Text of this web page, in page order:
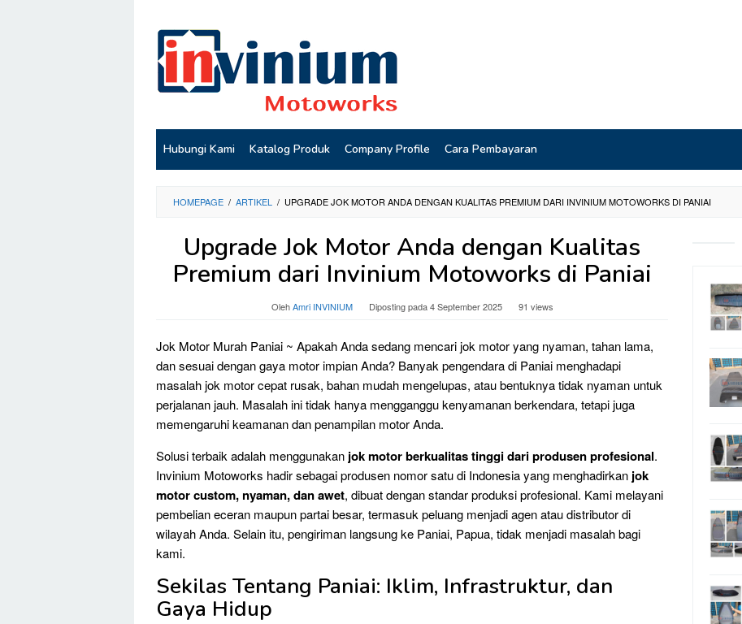
konten
Hubungi Kami Katalog Produk Company Profile Cara Pembayaran
HOMEPAGE / ARTIKEL / UPGRADE JOK MOTOR ANDA DENGAN KUALITAS PREMIUM DARI INVINIUM MOTOWORKS DI PANIAI
Upgrade Jok Motor Anda dengan Kualitas
Premium dari Invinium Motoworks di Paniai
OlehAmri INVINIUM Diposting pada4 September 2025 91 views
Jok Motor Murah Paniai ~ Apakah Anda sedang mencari jok motor yang nyaman, tahan lama,
dan sesuai dengan gaya motor impian Anda? Banyak pengendara di Paniai menghadapi
masalah jok motor cepat rusak, bahan mudah mengelupas, atau bentuknya tidak nyaman untuk
perjalanan jauh. Masalah ini tidak hanya mengganggu kenyamanan berkendara, tetapi juga
memengaruhi keamanan dan penampilan motor Anda.
Solusi terbaik adalah menggunakan jok motor berkualitas tinggi dari produsen profesional.
Invinium Motoworks hadir sebagai produsen nomor satu di Indonesia yang menghadirkan jok
motor custom, nyaman, dan awet, dibuat dengan standar produksi profesional. Kami melayani
pembelian eceran maupun partai besar, termasuk peluang menjadi agen atau distributor di
wilayah Anda. Selain itu, pengiriman langsung ke Paniai, Papua, tidak menjadi masalah bagi
kami.
Sekilas Tentang Paniai: Iklim, Infrastruktur, dan
Gaya Hidup